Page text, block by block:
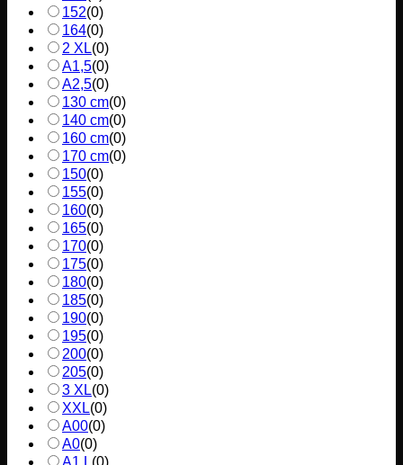
152(0)
164(0)
2 XL(0)
A1,5(0)
A2,5(0)
130 cm(0)
140 cm(0)
160 cm(0)
170 cm(0)
150(0)
155(0)
160(0)
165(0)
170(0)
175(0)
180(0)
185(0)
190(0)
195(0)
200(0)
205(0)
3 XL(0)
XXL(0)
A00(0)
A0(0)
A1 L(0)